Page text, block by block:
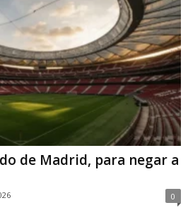
de Madrid, para negar a
0